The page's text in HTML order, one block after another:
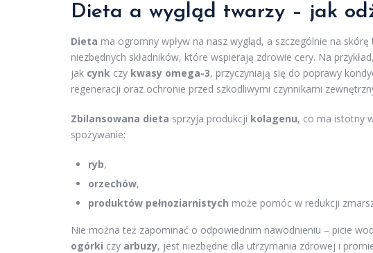
Dieta a wygląd twarzy – jak
Dieta ma ogromny wpływ na nasz wygląd, a szczególnie na
niezbędnych składników, które wspierają zdrowie cery. Na
jak cynk czy kwasy omega-3, przyczyniają się do poprawy
regeneracji oraz ochronie przed szkodliwymi czynnikami
Zbilansowana dieta sprzyja produkcji kolagenu, co ma istotny
spożywanie:
ryb,
orzechów,
produktów pełnoziarnistych może pomóc w redukcji
Nie można też zapominać o odpowiednim nawodnieniu – picie
ogórki czy arbuzy, jest niezbędne dla utrzymania zdrowej i